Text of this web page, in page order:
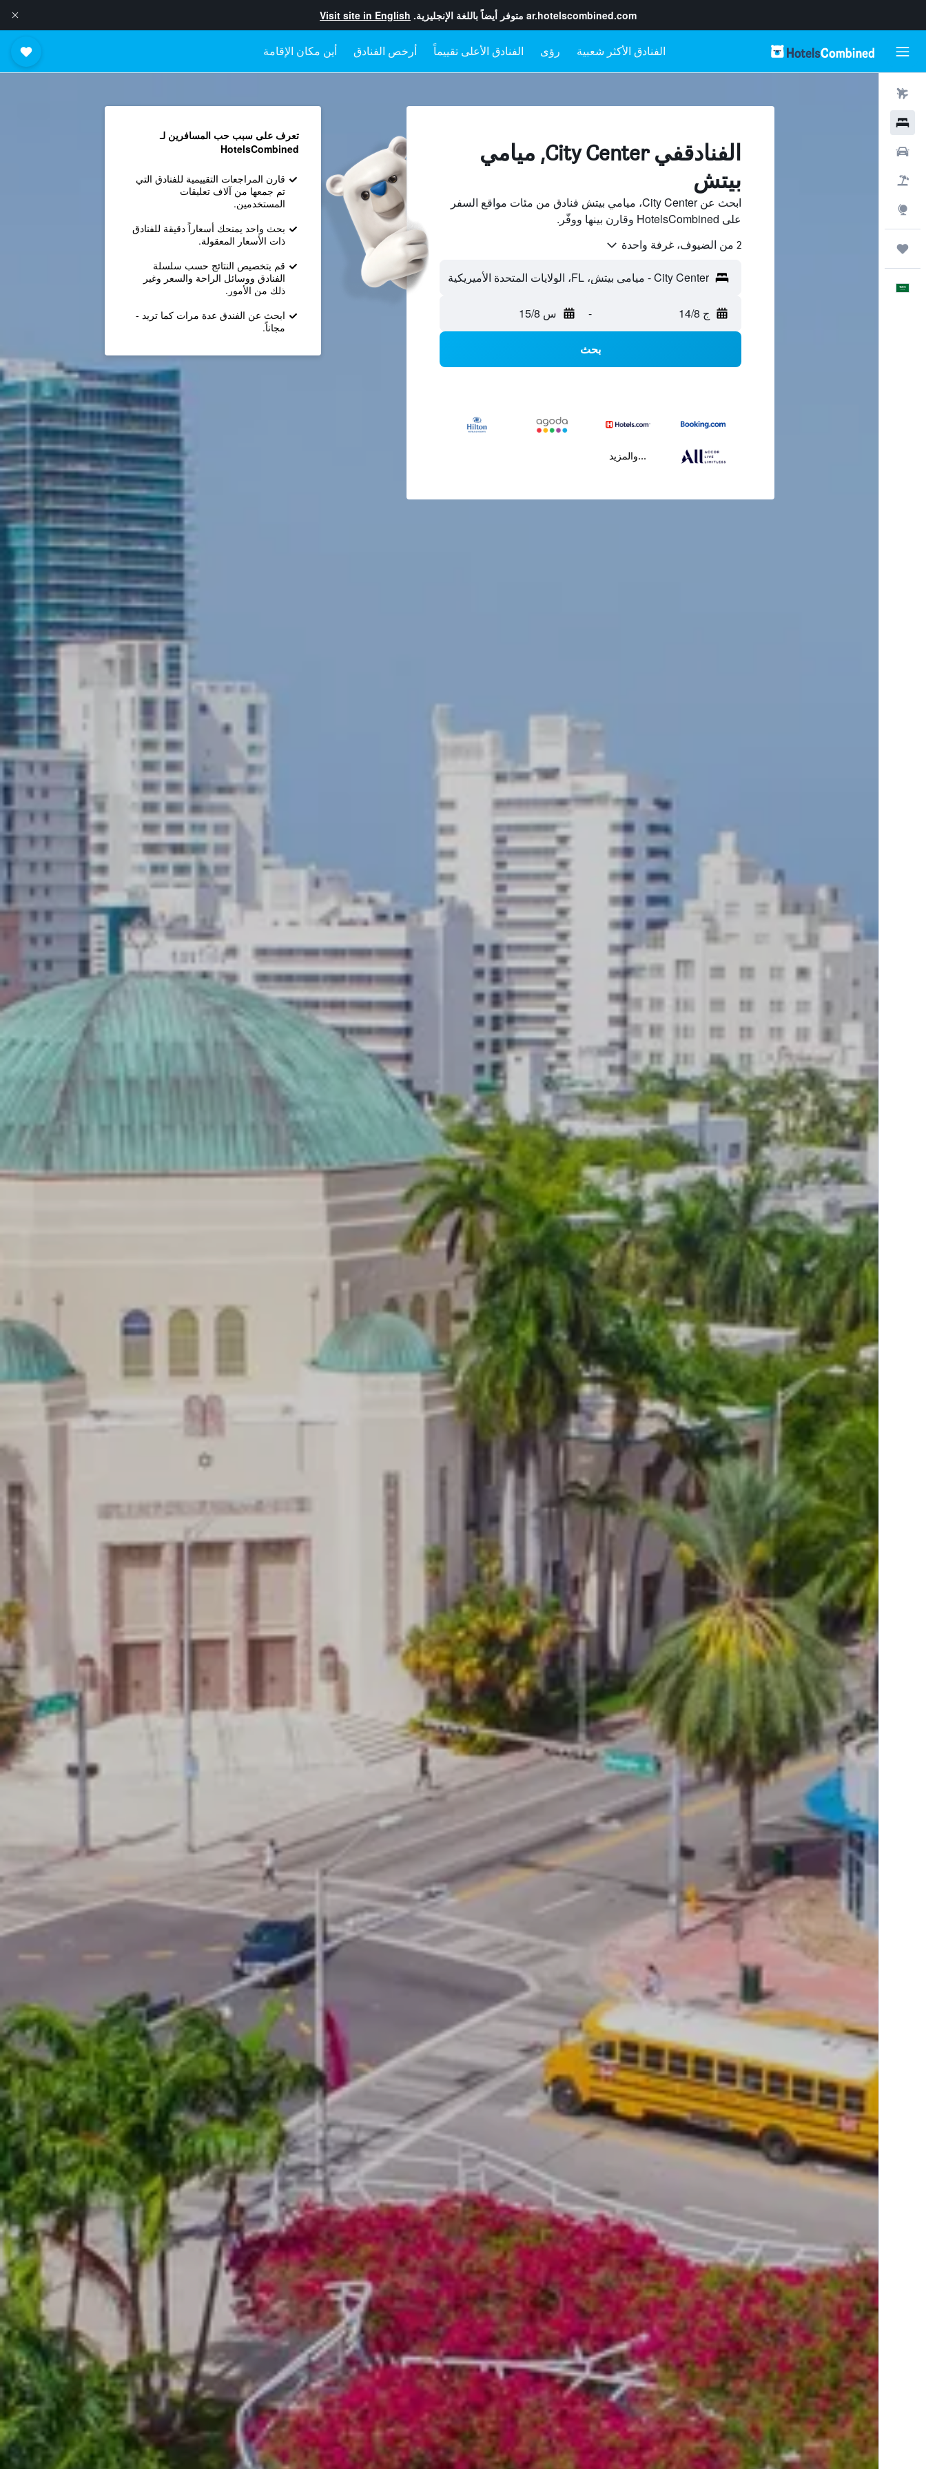
ar.hotelscombined.com متوفر أيضاً باللغة الإنجليزية. Visit site in English
رؤى الفنادق الأعلى تقييماً أرخص الفنادق أين مكان الإقامة
الفنادقفي City Center, ميامي
بيتش
ابحث عن City Center، ميامي بيتش فنادق من مئات مواقع السفر
على HotelsCombined وقارن بينها ووفّر.
2 من الضيوف، غرفة واحدة
ج 14/8 - س 15/8
بحث
...والمزيد
تعرف على سبب حب المسافرين لـ
HotelsCombined
قارن المراجعات التقييمية للفنادق التي
تم جمعها من آلاف تعليقات
المستخدمين.
بحث واحد يمنحك أسعاراً دقيقة للفنادق
ذات الأسعار المعقولة.
قم بتخصيص النتائج حسب سلسلة
الفنادق ووسائل الراحة والسعر وغير
ذلك من الأمور.
ابحث عن الفندق عدة مرات كما تريد -
مجاناً.